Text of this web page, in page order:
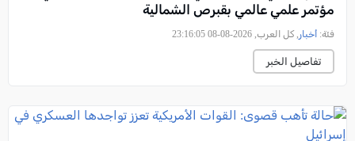
مؤتمر علمي عالمي بقبرص الشمالية
فئة: أخبار , كل العرب, 2026-08-08 23:16:05
تفاصيل الخبر